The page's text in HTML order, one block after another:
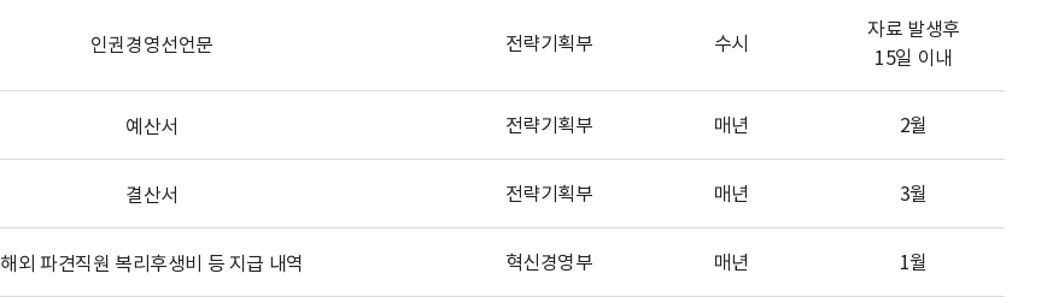
인권경영선언문 전략기획부 수시
자료 발생후
15일 이내
예산서 전략기획부 매년 2월
결산서 전략기획부 매년 3월
해외 파견직원 복리후생비 등 지급 내역 혁신경영부 매년 1월